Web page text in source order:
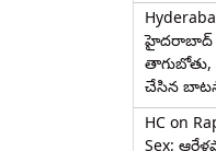
హైదరాబాద్
చేసిన
HC on
Sex: